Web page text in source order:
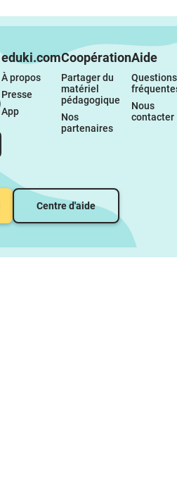
eduki.com
À propos
Presse
App
Coopération
Partager du
matériel
pédagogique
Nos
partenaires
Aide
Questions
Nous
contacter
Centre d'aide